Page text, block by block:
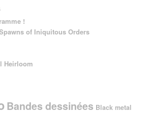
!
of Iniquitous Orders
Heirloom
Bandes dessinées Black metal